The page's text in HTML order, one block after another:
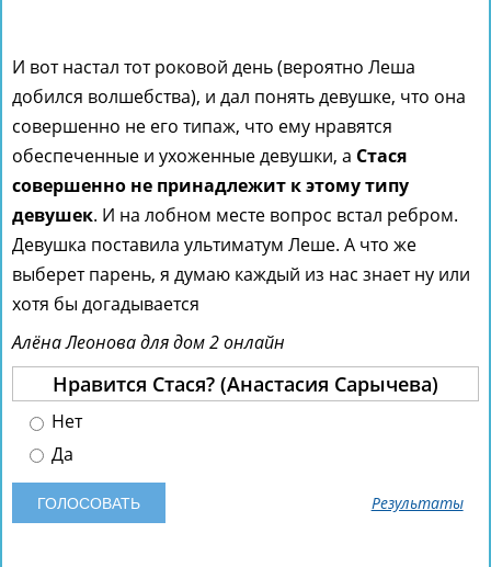
И вот настал тот роковой день (вероятно Леша
добился волшебства), и дал понять девушке, что она
совершенно не его типаж, что ему нравятся
обеспеченные и ухоженные девушки, а Стася
совершенно не принадлежит к этому типу
девушек. И на лобном месте вопрос встал ребром.
Девушка поставила ультиматум Леше. А что же
выберет парень, я думаю каждый из нас знает ну или
хотя бы догадывается
Алёна Леонова для дом 2 онлайн
Нравится Стася? (Анастасия Сарычева)
Нет
Да
Результаты